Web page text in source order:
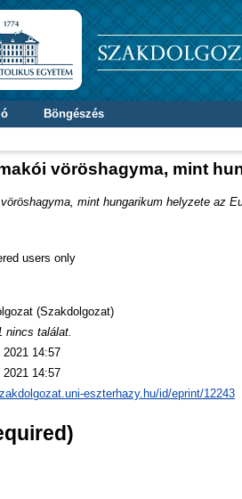
Böngészés
vöröshagyma, mint
mint hungarikum helyzete az
users only
(Szakdolgozat)
nincs találat.
2021 14:57
2021 14:57
eszterhazy.hu/id/eprint/12243